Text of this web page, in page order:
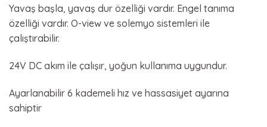
Yavaş başla, yavaş dur özelliği vardır. Engel tanıma
özelliği vardır. O-view ve solemyo sistemleri ile
çalıştırabilir.
24V DC akım ile çalışır, yoğun kullanıma uygundur.
Ayarlanabilir 6 kademeli hız ve hassasiyet ayarına
sahiptir